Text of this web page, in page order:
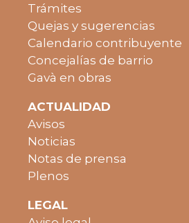
Trámites
Quejas y sugerencias
Calendario contribuyente
Concejalías de barrio
Gavà en obras
ACTUALIDAD
Avisos
Noticias
Notas de prensa
Plenos
LEGAL